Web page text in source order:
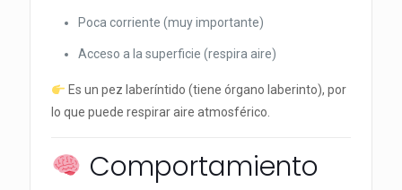
Poca corriente (muy importante)
Acceso a la superficie (respira aire)
Es un pez laberíntido (tiene órgano laberinto), por
lo que puede respirar aire atmosférico.
Comportamiento